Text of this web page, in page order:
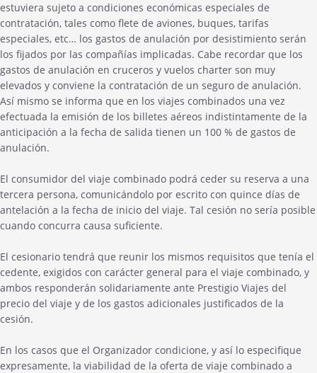
estuviera sujeto a condiciones económicas especiales de
contratación, tales como flete de aviones, buques, tarifas
especiales, etc… los gastos de anulación por desistimiento serán
los fijados por las compañías implicadas. Cabe recordar que los
gastos de anulación en cruceros y vuelos charter son muy
elevados y conviene la contratación de un seguro de anulación.
Así mismo se informa que en los viajes combinados una vez
efectuada la emisión de los billetes aéreos indistintamente de la
anticipación a la fecha de salida tienen un 100 % de gastos de
anulación.
El consumidor del viaje combinado podrá ceder su reserva a una
tercera persona, comunicándolo por escrito con quince días de
antelación a la fecha de inicio del viaje. Tal cesión no sería posible
cuando concurra causa suficiente.
El cesionario tendrá que reunir los mismos requisitos que tenía el
cedente, exigidos con carácter general para el viaje combinado, y
ambos responderán solidariamente ante Prestigio Viajes del
precio del viaje y de los gastos adicionales justificados de la
cesión.
En los casos que el Organizador condicione, y así lo especifique
expresamente, la viabilidad de la oferta de viaje combinado a